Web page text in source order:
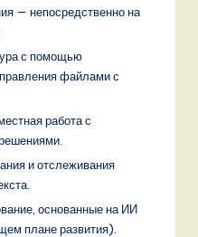
— непосредственно на
с помощью
файлами с
работа с
и отслеживания
основанные на ИИ
плане развития).